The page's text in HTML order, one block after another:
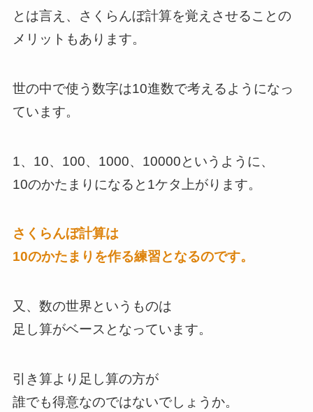
とは言え、さくらんぼ計算を覚えさせることの
メリットもあります。
世の中で使う数字は10進数で考えるようになっ
ています。
1、10、100、1000、10000というように、
10のかたまりになると1ケタ上がります。
さくらんぼ計算は
10のかたまりを作る練習となるのです。
又、数の世界というものは
足し算がベースとなっています。
引き算より足し算の方が
誰でも得意なのではないでしょうか。